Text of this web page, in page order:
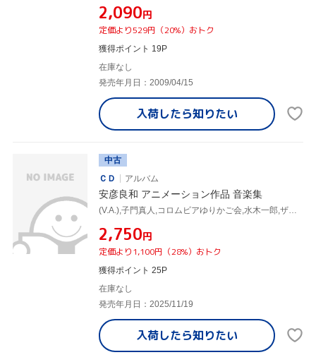
¥2,090円
定価より529円（20%）おトク
獲得ポイント 19P
在庫なし
発売年月日：2009/04/15
入荷したら知りたい
中古
ＣＤ
アルバム
安彦良和 アニメーション作品 音楽集
(V.A.),子門真人,コロムビアゆりかご会,水木一郎,ザ・ブレッスンフォー,堀江美都子,ヤマト・スタジオ・オーケストラ,川島和子
¥2,750円
定価より1,100円（28%）おトク
獲得ポイント 25P
在庫なし
発売年月日：2025/11/19
入荷したら知りたい